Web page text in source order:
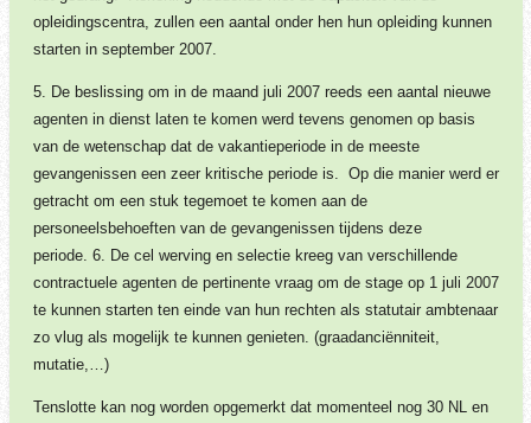
opleidingscentra, zullen een aantal onder hen hun opleiding kunnen
starten in september 2007.
5. De beslissing om in de maand juli 2007 reeds een aantal nieuwe
agenten in dienst laten te komen werd tevens genomen op basis
van de wetenschap dat de vakantieperiode in de meeste
gevangenissen een zeer kritische periode is. Op die manier werd er
getracht om een stuk tegemoet te komen aan de
personeelsbehoeften van de gevangenissen tijdens deze
periode. 6. De cel werving en selectie kreeg van verschillende
contractuele agenten de pertinente vraag om de stage op 1 juli 2007
te kunnen starten ten einde van hun rechten als statutair ambtenaar
zo vlug als mogelijk te kunnen genieten. (graadanciënniteit,
mutatie,…)
Tenslotte kan nog worden opgemerkt dat momenteel nog 30 NL en